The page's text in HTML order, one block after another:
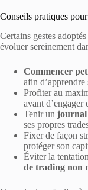
Conseils pratiques
Certains gestes
évoluer sereinement
Commencer
afin d’apprendre
Profiter au
avant d’engager
Tenir un journal
ses propres
Fixer de façon
protéger son
Éviter la
de trading non